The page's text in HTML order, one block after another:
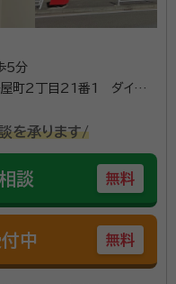
5分
町2丁目21番1 ダイヤビ
を承ります/
談 無料
中 無料